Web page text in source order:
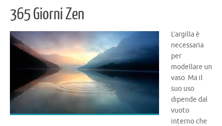
k
365 Giorni Zen
L’argilla è
necessaria
per
modellare un
vaso. Ma il
suo uso
dipende dal
vuoto
interno che